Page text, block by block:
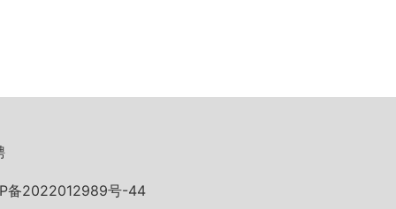
备2022012989号-44